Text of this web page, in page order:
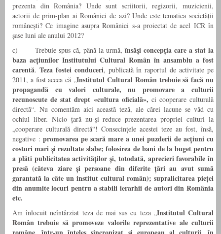
prezenta din România? Unde sunt scriitorii, regizorii, muzicienii,
actorii de prim-plan ai României de azi? Unde este tematica societății
românești? Ce imagine asupra României s-a proiectat de acel ICR în
șase luni ale anului 2012?
c) Trebuie spus că, până la urmă, însăși concepția care a stat la
baza acțiunilor Institutului Cultural Român în ansamblu a fost
carentă. Teza fostei conduceri, publicată în raportul de activitate pe
2011, a fost aceea că „Institutul Cultural Român trebuie să facă nu
propagandă cu valori culturale, nu promovare a culturii
recunoscute de stat drept «cultura oficială», ci cooperare culturală
directă“. Nu comentăm aici această teză, ale cărei lacune se văd cu
ochiul liber. Nicio țară nu-și reduce prezentarea propriei culturi la
„cooperare culturală directă“! Consecințele acestei teze au fost, însă,
negative : promovarea pe scară mare a unei puzderii de acțiuni cu
costuri mari și rezultate slabe; folosirea de bani de la buget pentru
a plăti publicitatea activităților și, totodată, aprecieri favorabile în
presă (câteva ziare și persoane din diferite țări au avut sumă
garantată la câte un institut cultural român); supralicitarea pieței
din anumite locuri pentru a stabili ierarhii de autori din România
etc.
Am înlocuit neîntârziat teza de mai sus cu teza „Institutul Cultural
Român trebuie să promoveze valorile reprezentative ale culturii